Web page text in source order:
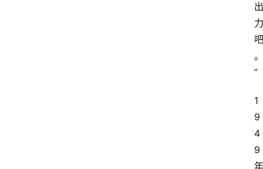
出
力
吧
。
”
1
9
4
9
年